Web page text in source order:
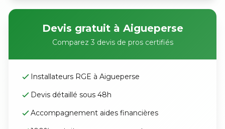
Devis gratuit à Aigueperse
Comparez 3 devis de pros certifiés
Installateurs RGE à Aigueperse
Devis détaillé sous 48h
Accompagnement aides financières